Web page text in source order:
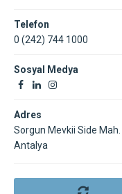
Telefon
0 (242) 744 1000
Sosyal Medya
Adres
Sorgun Mevkii Side
Antalya